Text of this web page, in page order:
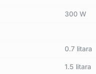
300 W
0.7 litara
1.5 litara